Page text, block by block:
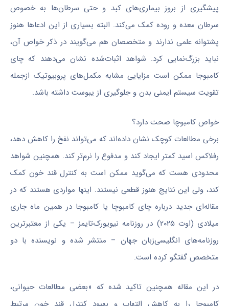
پیشگیری از بروز بیماری‌های کبد و حتی سرطان‌ها به خصوص
سرطان معده و روده کمک می‌کند. البته بسیاری از این ادعاها هنوز
پشتوانه علمی ندارند و متخصصان هم می‌گویند در ذکر خواص آن،
نباید بزرگ‌نمایی کرد. شواهد اثبات‌شده نشان می‌دهند که چای
کامبوجا ممکن است مزایایی مشابه مکمل‌های پروبیوتیک ازجمله
تقویت سیستم ایمنی بدن و جلوگیری از یبوست داشته باشد.
خواص کامبوچا صحت دارد؟
برخی مطالعات کوچک نشان داده‌اند که می‌تواند نفخ را کاهش دهد،
رفلاکس اسید کمتر ایجاد کند و مدفوع را نرم‌تر کند. همچنین شواهد
محدودی هست که می‌گوید ممکن است به کنترل قند خون کمک
کند، ولی این نتایج هنوز قطعی نیستند. اینها مواردی هستند که در
مقاله‌ای جدید درباره چای کامبوچا یا کامبوجا در همین ماه جاری
میلادی (اوت ۲۰۲۵) در روزنامه نیویورک‌تایمز – یکی از معتبرترین
روزنامه‌های انگلیسی‌زبان جهان – منتشر شده و نویسنده با دو
متخصص گفتگو کرده است.
در این مقاله همچنین تاکید شده که «بعضی مطالعات حیوانی،